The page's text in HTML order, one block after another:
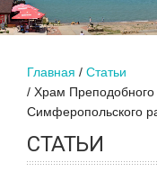
Главная
Статьи
Храм Преподобного
Симферопольского
СТАТЬИ